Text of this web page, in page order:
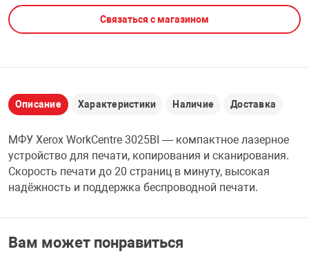
PCI АДАПТЕРЫ
USB
НАБОР ДЛЯ
CD-DVD ДИСКИ
ЛЕНТА ДЛЯ
ДОМА
ТЕХНИКА
Связаться с магазином
Описание Характеристики Наличие Доставка
МФУ Xerox WorkCentre 3025BI — компактное лазерное
устройство для печати, копирования и сканирования.
Скорость печати до 20 страниц в минуту, высокая
надёжность и поддержка беспроводной печати.
Вам может понравиться